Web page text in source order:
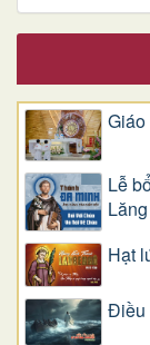
Lễ
Lăng
Hạt
Điều